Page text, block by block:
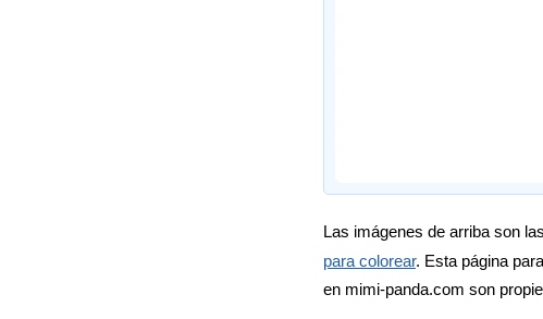
Las imágenes de arriba son
para colorear. Esta página
en mimi-panda.com son